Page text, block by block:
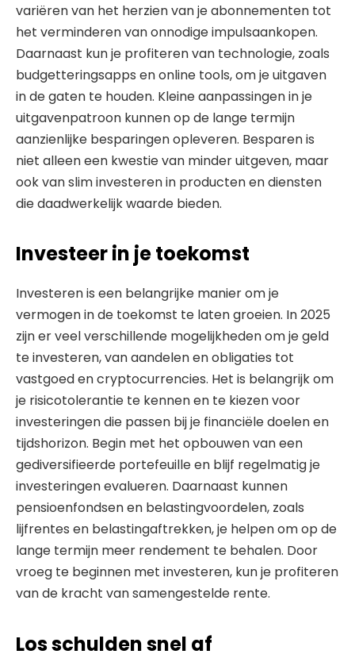
variëren van het herzien van je abonnementen tot
het verminderen van onnodige impulsaankopen.
Daarnaast kun je profiteren van technologie, zoals
budgetteringsapps en online tools, om je uitgaven
in de gaten te houden. Kleine aanpassingen in je
uitgavenpatroon kunnen op de lange termijn
aanzienlijke besparingen opleveren. Besparen is
niet alleen een kwestie van minder uitgeven, maar
ook van slim investeren in producten en diensten
die daadwerkelijk waarde bieden.
Investeer in je toekomst
Investeren is een belangrijke manier om je
vermogen in de toekomst te laten groeien. In 2025
zijn er veel verschillende mogelijkheden om je geld
te investeren, van aandelen en obligaties tot
vastgoed en cryptocurrencies. Het is belangrijk om
je risicotolerantie te kennen en te kiezen voor
investeringen die passen bij je financiële doelen en
tijdshorizon. Begin met het opbouwen van een
gediversifieerde portefeuille en blijf regelmatig je
investeringen evalueren. Daarnaast kunnen
pensioenfondsen en belastingvoordelen, zoals
lijfrentes en belastingaftrekken, je helpen om op de
lange termijn meer rendement te behalen. Door
vroeg te beginnen met investeren, kun je profiteren
van de kracht van samengestelde rente.
Los schulden snel af